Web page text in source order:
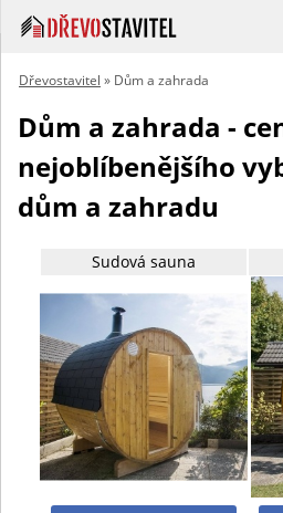
Dřevostavitel » Dům a zahrada
Dům a zahrada -
nejoblíbenějšího
dům a zahradu
Sudová sauna